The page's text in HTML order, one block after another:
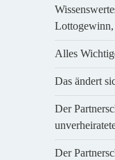
Alles
Das ändert
Der
Der